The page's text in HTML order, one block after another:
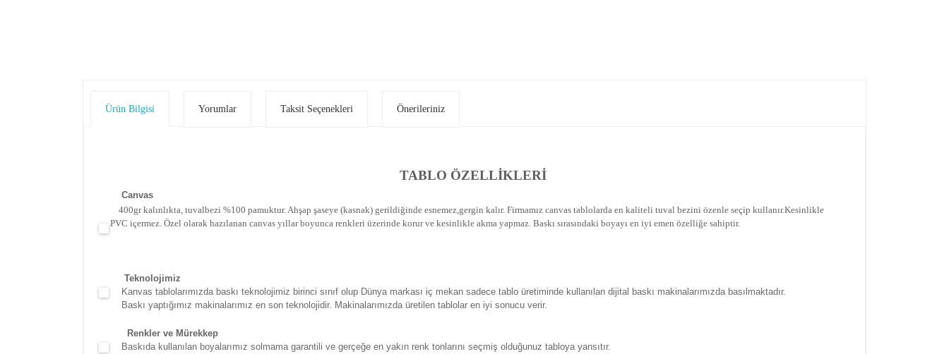
Ürün Bilgisi Yorumlar Taksit Seçenekleri Önerileriniz
TABLO ÖZELLİKLERİ
Canvas
400gr kalınlıkta, tuvalbezi %100 pamuktur. Ahşap şaseye (kasnak) gerildiğinde esnemez,gergin kalır. Firmamız canvas tablolarda en kaliteli tuval bezini özenle seçip kullanır.Kesinlikle
PVC içermez. Özel olarak hazılanan canvas yıllar boyunca renkleri üzerinde korur ve kesinlikle akma yapmaz. Baskı sırasındaki boyayı en iyi emen özelliğe sahiptir.
Teknolojimiz
Kanvas tablolarımızda baskı teknolojimiz birinci sınıf olup Dünya markası iç mekan sadece tablo üretiminde kullanılan dijital baskı makinalarımızda basılmaktadır.
Baskı yaptığımız makinalarımız en son teknolojidir. Makinalarımızda üretilen tablolar en iyi sonucu verir.
Renkler ve Mürekkep
Baskıda kullanılan boyalarımız solmama garantili ve gerçeğe en yakın renk tonlarını seçmiş olduğunuz tabloya yansıtır.